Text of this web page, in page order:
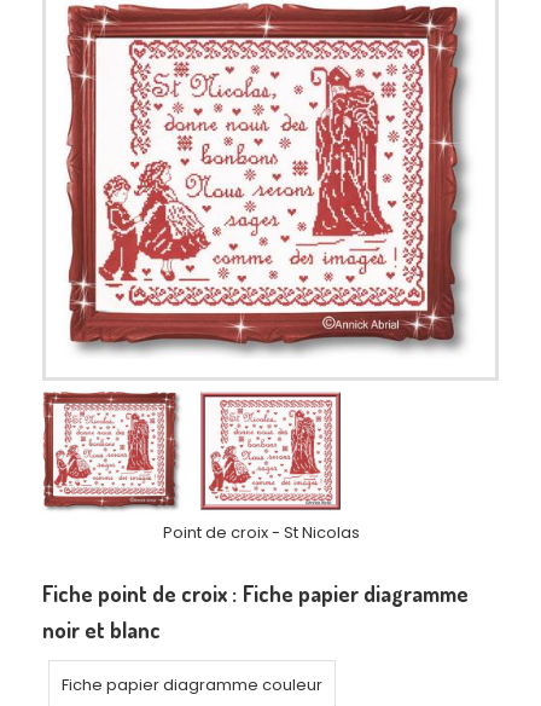
Point de croix - St Nicolas
Fiche point de croix : Fiche papier diagramme
noir et blanc
Fiche papier diagramme couleur